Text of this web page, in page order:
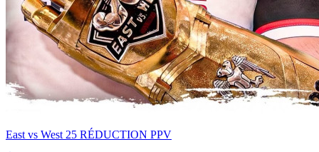
East vs West 25 RÉDUCTION PPV